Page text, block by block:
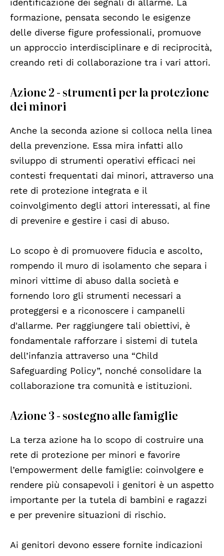
identificazione dei segnali di allarme. La
formazione, pensata secondo le esigenze
delle diverse figure professionali, promuove
un approccio interdisciplinare e di reciprocità,
creando reti di collaborazione tra i vari attori.
Azione 2 - strumenti per la protezione
dei minori
Anche la seconda azione si colloca nella linea
della prevenzione. Essa mira infatti allo
sviluppo di strumenti operativi efficaci nei
contesti frequentati dai minori, attraverso una
rete di protezione integrata e il
coinvolgimento degli attori interessati, al fine
di prevenire e gestire i casi di abuso.
Lo scopo è di promuovere fiducia e ascolto,
rompendo il muro di isolamento che separa i
minori vittime di abuso dalla società e
fornendo loro gli strumenti necessari a
proteggersi e a riconoscere i campanelli
d'allarme. Per raggiungere tali obiettivi, è
fondamentale rafforzare i sistemi di tutela
dell’infanzia attraverso una “Child
Safeguarding Policy”, nonché consolidare la
collaborazione tra comunità e istituzioni.
Azione 3 - sostegno alle famiglie
La terza azione ha lo scopo di costruire una
rete di protezione per minori e favorire
l’empowerment delle famiglie: coinvolgere e
rendere più consapevoli i genitori è un aspetto
importante per la tutela di bambini e ragazzi
e per prevenire situazioni di rischio.
Ai genitori devono essere fornite indicazioni